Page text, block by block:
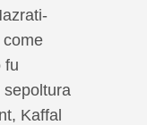
come
fu
Kaffal